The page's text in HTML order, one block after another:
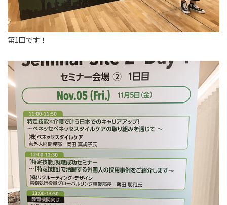
第1回です！